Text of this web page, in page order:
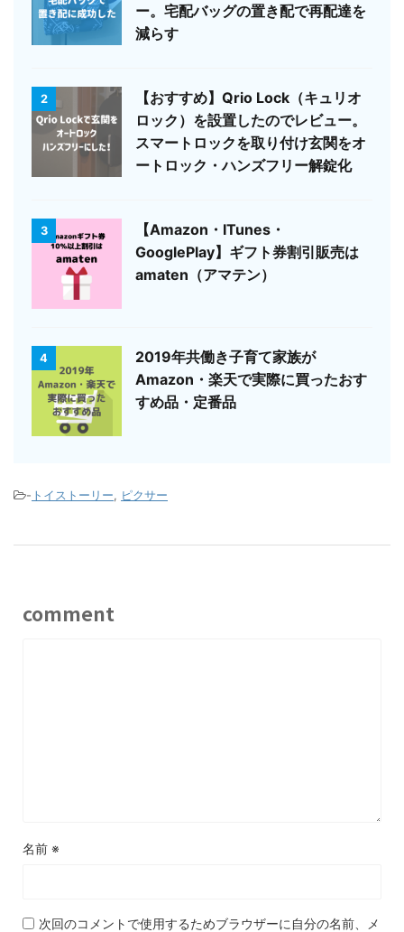
ー。宅配バッグの置き配で再配達を
減らす
2
【おすすめ】Qrio Lock（キュリオ
ロック）を設置したのでレビュー。
スマートロックを取り付け玄関をオ
ートロック・ハンズフリー解錠化
3
【Amazon・ITunes・
GooglePlay】ギフト券割引販売は
amaten（アマテン）
4
2019年共働き子育て家族が
Amazon・楽天で実際に買ったおす
すめ品・定番品
- トイストーリー, ピクサー
comment
名前 ※
次回のコメントで使用するためブラウザーに自分の名前、メ